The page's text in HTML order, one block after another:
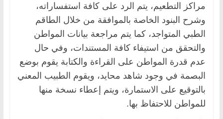
مراكز التطعيم، يتم الرد على كافة استفساراته،
وشرح البنود الخاصة بالموافقة من خلال الطاقم
الطبي المتواجد، كما يتم مراجعة بيانات المواطن
والتحقق من استيفاء كافة المستندات، وفي حال
عدم قدرة المواطن على القراءة والكتابة يقوم بوضع
البصمة في وجود شاهد محايد، ويقوم الطبيب المعني
بالتوقيع على الاستمارة، ويتم إعطاء نسخة منها
للمواطن للاحتفاظ بها.